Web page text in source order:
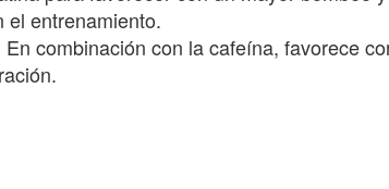
el entrenamiento.
combinación con la cafeína, favorece